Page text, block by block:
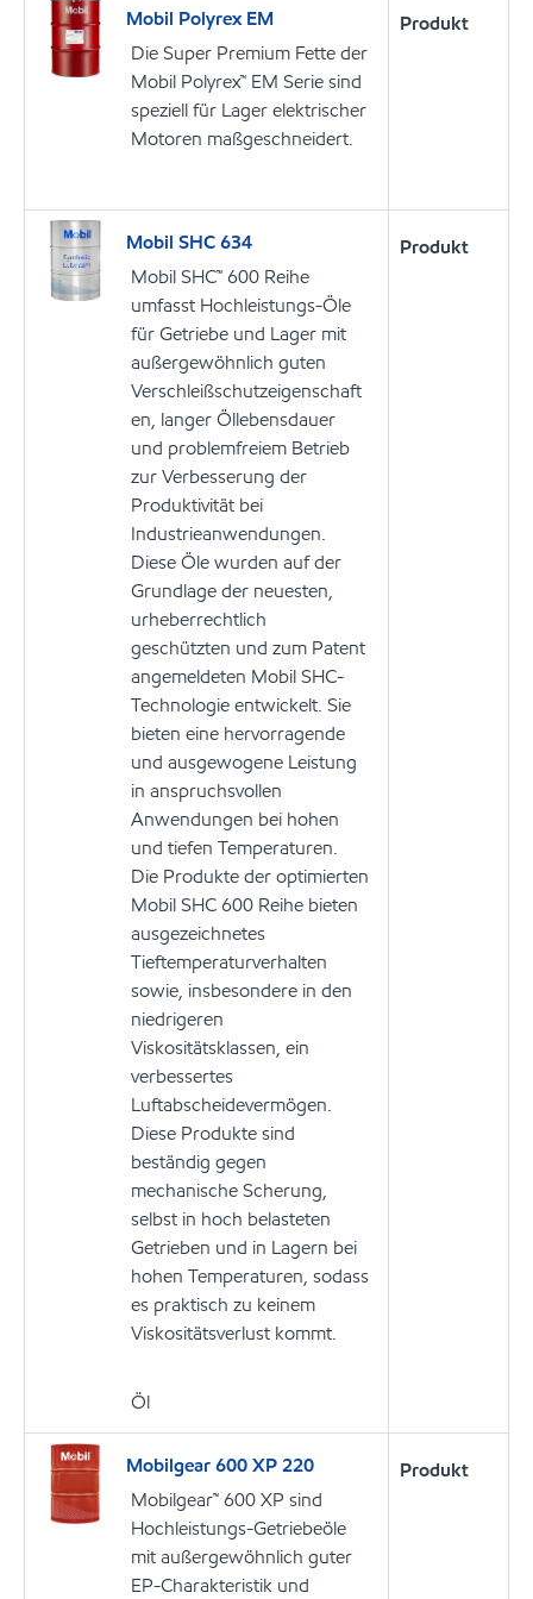
Mobil Polyrex EM
Die Super Premium Fette der
Mobil Polyrex™ EM Serie sind
speziell für Lager elektrischer
Motoren maßgeschneidert.
Produkt
Mobil SHC 634
Mobil SHC™ 600 Reihe
umfasst Hochleistungs-Öle
für Getriebe und Lager mit
außergewöhnlich guten
Verschleißschutzeigenschaft
en, langer Öllebensdauer
und problemfreiem Betrieb
zur Verbesserung der
Produktivität bei
Industrieanwendungen.
Diese Öle wurden auf der
Grundlage der neuesten,
urheberrechtlich
geschützten und zum Patent
angemeldeten Mobil SHC-
Technologie entwickelt. Sie
bieten eine hervorragende
und ausgewogene Leistung
in anspruchsvollen
Anwendungen bei hohen
und tiefen Temperaturen.
Die Produkte der optimierten
Mobil SHC 600 Reihe bieten
ausgezeichnetes
Tieftemperaturverhalten
sowie, insbesondere in den
niedrigeren
Viskositätsklassen, ein
verbessertes
Luftabscheidevermögen.
Diese Produkte sind
beständig gegen
mechanische Scherung,
selbst in hoch belasteten
Getrieben und in Lagern bei
hohen Temperaturen, sodass
es praktisch zu keinem
Viskositätsverlust kommt.
Öl
Produkt
Mobilgear 600 XP 220
Mobilgear™ 600 XP sind
Hochleistungs-Getriebeöle
mit außergewöhnlich guter
EP-Charakteristik und
Produkt